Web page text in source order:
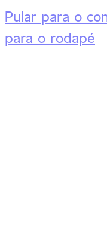
Pular para o
para o rodapé